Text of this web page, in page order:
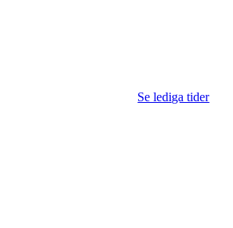
Se lediga tider